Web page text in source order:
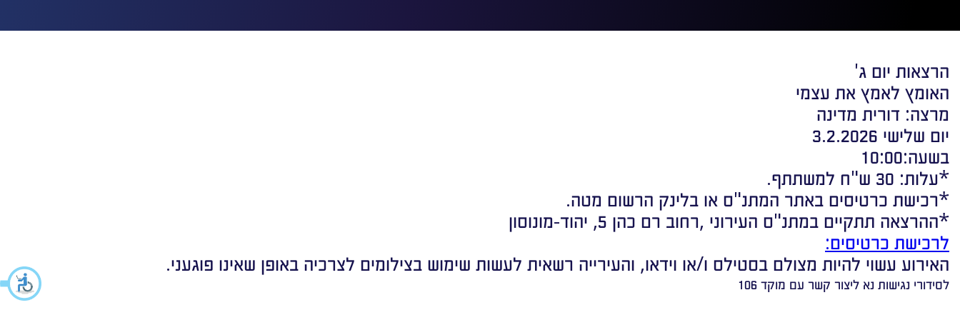
הרצאות יום ג'
האומץ לאמץ את עצמי
מרצה: דורית מדינה
יום שלישי 3.2.2026
בשעה:10:00
*עלות: 30 ש"ח למשתתף.
*רכישת כרטיסים באתר המתנ"ס או בלינק הרשום מטה.
*ההרצאה תתקיים במתנ"ס העירוני ,רחוב רם כהן 5, יהוד-מונוסון
לרכישת כרטיסים:
האירוע עשוי להיות מצולם בסטילס ו/או וידאו, והעירייה רשאית לעשות שימוש בצילומים לצרכיה באופן שאינו פוגעני.
לסידורי נגישות נא ליצור קשר עם מוקד 106